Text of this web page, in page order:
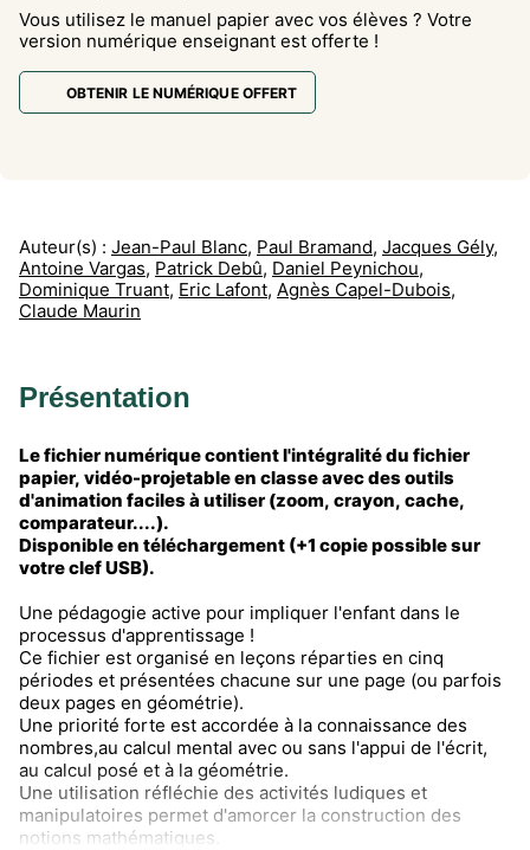
Vous utilisez le manuel papier avec vos élèves ? Votre
version numérique enseignant est offerte !
OBTENIR LE NUMÉRIQUE OFFERT
Auteur(s) : Jean-Paul Blanc, Paul Bramand, Jacques Gély,
Antoine Vargas, Patrick Debû, Daniel Peynichou,
Dominique Truant, Eric Lafont, Agnès Capel-Dubois,
Claude Maurin
Présentation
Le fichier numérique contient l'intégralité du fichier
papier, vidéo-projetable en classe avec des outils
d'animation faciles à utiliser (zoom, crayon, cache,
comparateur....).
Disponible en téléchargement (+1 copie possible sur
votre clef USB).
Une pédagogie active pour impliquer l'enfant dans le
processus d'apprentissage !
Ce fichier est organisé en leçons réparties en cinq
périodes et présentées chacune sur une page (ou parfois
deux pages en géométrie).
Une priorité forte est accordée à la connaissance des
nombres,au calcul mental avec ou sans l'appui de l'écrit,
au calcul posé et à la géométrie.
Une utilisation réfléchie des activités ludiques et
manipulatoires permet d'amorcer la construction des
notions mathématiques.